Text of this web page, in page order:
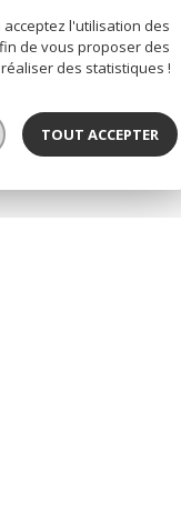
3 chambre(s)
l'utilisation des
de vous proposer des
des statistiques !
TOUT ACCEPTER